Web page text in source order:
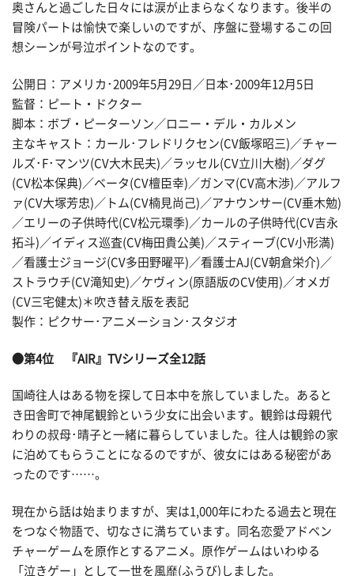
奥さんと過ごした日々には涙が止まらなくなります。後半の
冒険パートは愉快で楽しいのですが、序盤に登場するこの回
想シーンが号泣ポイントなのです。
公開日：アメリカ･2009年5月29日／日本･2009年12月5日
監督：ピート・ドクター
脚本：ボブ・ピーターソン／ロニー・デル・カルメン
主なキャスト：カール･フレドリクセン(CV飯塚昭三)／チャー
ルズ･F･マンツ(CV大木民夫)／ラッセル(CV立川大樹)／ダグ
(CV松本保典)／ベータ(CV檀臣幸)／ガンマ(CV高木渉)／アルフ
ァ(CV大塚芳忠)／トム(CV楠見尚己)／アナウンサー(CV垂木勉)
／エリーの子供時代(CV松元環季)／カールの子供時代(CV吉永
拓斗)／イディス巡査(CV梅田貴公美)／スティーブ(CV小形満)
／看護士ジョージ(CV多田野曜平)／看護士AJ(CV朝倉栄介)／
ストラウチ(CV滝知史)／ケヴィン(原語版のCV使用)／オメガ
(CV三宅健太)＊吹き替え版を表記
製作：ピクサー･アニメーション･スタジオ
●第4位 『AIR』TVシリーズ全12話
国崎往人はある物を探して日本中を旅していました。あると
き田舎町で神尾観鈴という少女に出会います。観鈴は母親代
わりの叔母･晴子と一緒に暮らしていました。往人は観鈴の家
に泊めてもらうことになるのですが、彼女にはある秘密があ
ったのです……。
現在から話は始まりますが、実は1,000年にわたる過去と現在
をつなぐ物語で、切なさに満ちています。同名恋愛アドベン
チャーゲームを原作とするアニメ。原作ゲームはいわゆる
「泣きゲー」として一世を風靡(ふうび)しました。